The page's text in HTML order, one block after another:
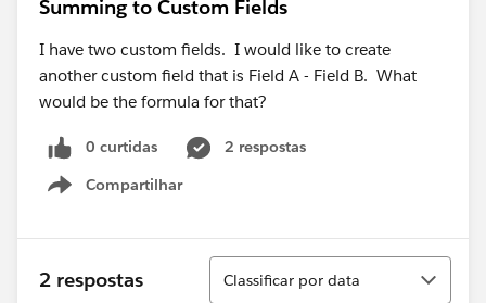
Summing to Custom Fields
I have two custom fields. I would like to create
another custom field that is Field A - Field B. What
would be the formula for that?
0 curtidas
2 respostas
Compartilhar
Show menu
2 respostas
Classificar
Classificar por data